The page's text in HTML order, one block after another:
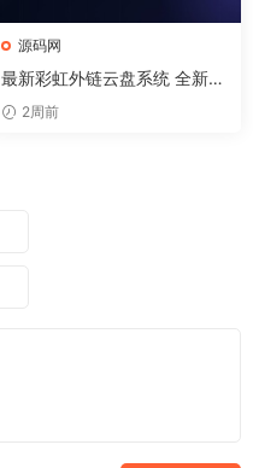
源码网
最新彩虹外链云盘系统 全新UI
二开美化版
2周前